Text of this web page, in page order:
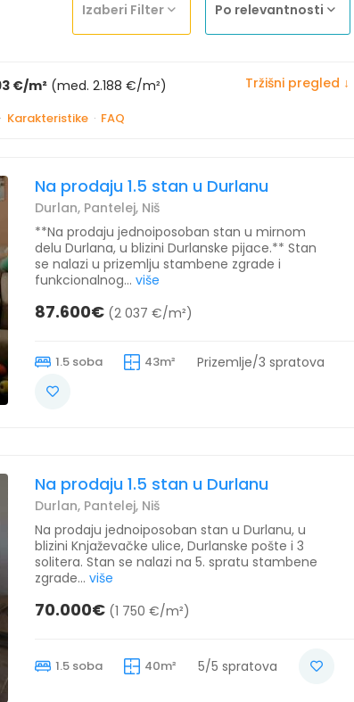
Izaberi Filter Po relevantnosti
€/m² (med. 2.188 €/m²) Tržišni pregled ↓
· Karakteristike · FAQ
Na prodaju 1.5 stan u Durlanu
Durlan, Pantelej, Niš
**Na prodaju jednoiposoban stan u mirnom
delu Durlana, u blizini Durlanske pijace.** Stan
se nalazi u prizemlju stambene zgrade i
funkcionalnog... više
87.600€ (2 037 €/m²)
1.5 soba 43m² Prizemlje/3 spratova
Na prodaju 1.5 stan u Durlanu
Durlan, Pantelej, Niš
Na prodaju jednoiposoban stan u Durlanu, u
blizini Knjaževačke ulice, Durlanske pošte i 3
solitera. Stan se nalazi na 5. spratu stambene
zgrade... više
70.000€ (1 750 €/m²)
1.5 soba 40m² 5/5 spratova